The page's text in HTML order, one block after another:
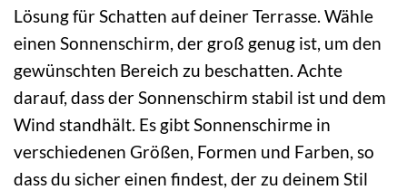
Lösung für Schatten auf deiner Terrasse. Wähle
einen Sonnenschirm, der groß genug ist, um den
gewünschten Bereich zu beschatten. Achte
darauf, dass der Sonnenschirm stabil ist und dem
Wind standhält. Es gibt Sonnenschirme in
verschiedenen Größen, Formen und Farben, so
dass du sicher einen findest, der zu deinem Stil